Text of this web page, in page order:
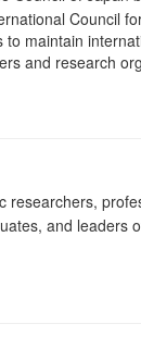
Council
to maintain
and research
researchers,
and leaders